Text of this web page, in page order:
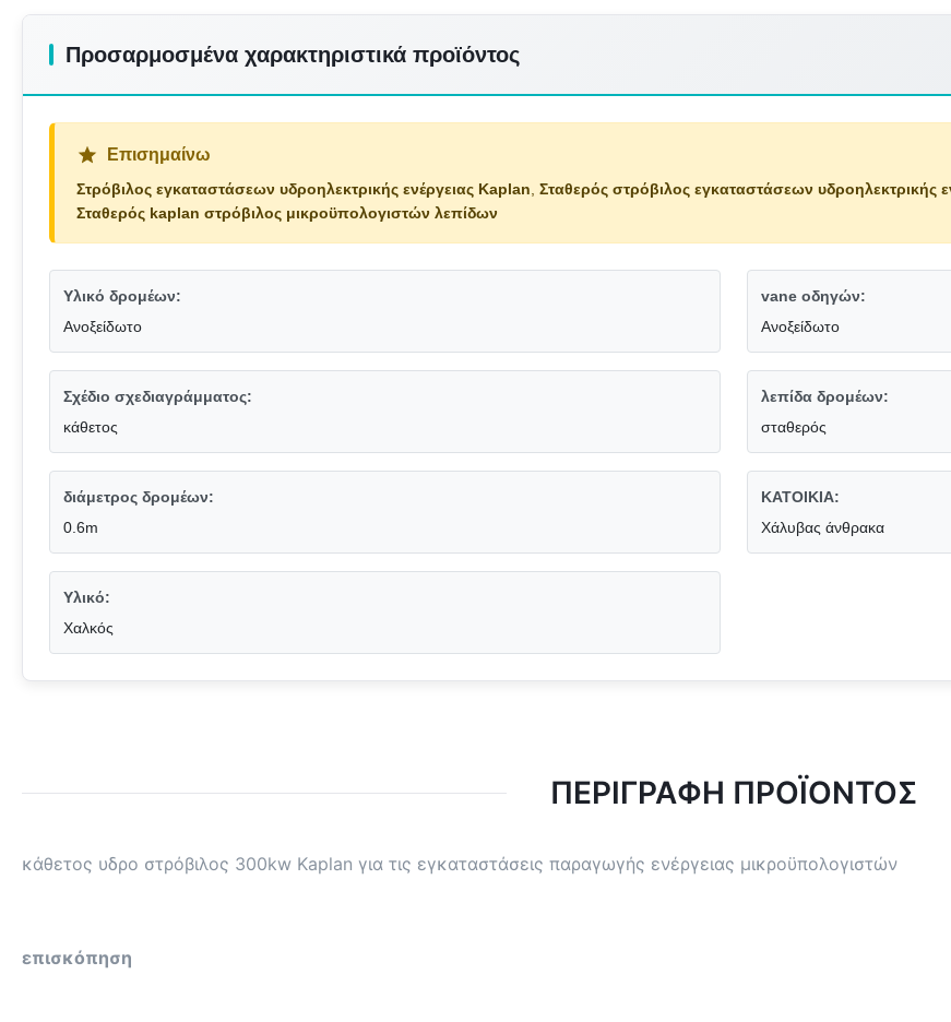
Προσαρμοσμένα χαρακτηριστικά προϊόντος
Επισημαίνω
Στρόβιλος εγκαταστάσεων υδροηλεκτρικής ενέργειας Kaplan Σταθερός στρόβιλος εγκαταστάσεων υδροηλεκτρικής
Σταθερός kaplan στρόβιλος μικροϋπολογιστών λεπίδων
Υλικό δρομέων:
Ανοξείδωτο
vane οδηγών:
Ανοξείδωτο
Σχέδιο σχεδιαγράμματος:
κάθετος
λεπίδα δρομέων:
σταθερός
διάμετρος δρομέων:
0.6m
ΚΑΤΟΙΚΙΑ:
Χάλυβας άνθρακα
Υλικό:
Χαλκός
ΠΕΡΙΓΡΑΦΉ ΠΡΟΪΌΝΤΟΣ
κάθετος υδρο στρόβιλος 300kw Kaplan για τις εγκαταστάσεις παραγωγής ενέργειας μικροϋπολογιστών
επισκόπηση